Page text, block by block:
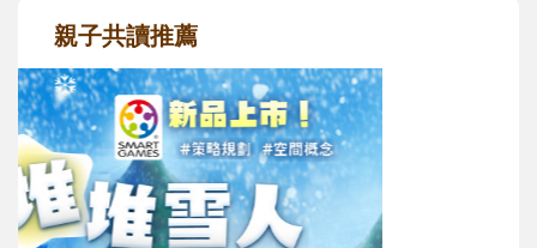
親子共讀推薦
最新活動